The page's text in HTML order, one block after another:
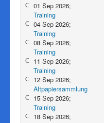
01 Sep 2026;
Training
04 Sep 2026;
Training
08 Sep 2026;
Training
11 Sep 2026;
Training
12 Sep 2026;
Altpapiersammlung
15 Sep 2026;
Training
18 Sep 2026;